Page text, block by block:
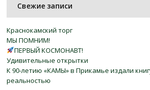
Свежие записи
Краснокамский торг
МЫ ПОМНИМ!
ПЕРВЫЙ КОСМОНАВТ!
Удивительные открытки
К 90-летию «КАМЫ» в Прикамье издали
реальностью